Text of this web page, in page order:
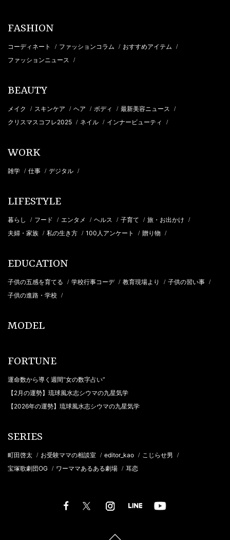
FASHION
コーディネート / ファッションコラム / おすすめアイテム /
ファッションニュース /
BEAUTY
メイク / スキンケア / ヘア / ボディ / 最新美容ニュース /
クリスマスコフレ2025 / ネイル / インナービューティ /
WORK
雑学 / 仕事 / デジタル /
LIFESTYLE
暮らし / フード / エンタメ / ヘルス / 子育て / 旅・お出かけ /
夫婦・家族 / 私の生き方 / 100人アンケート / 贈り物 /
EDUCATION
子供の五感を育てる / 学校行事コーデ / 教育現場より / 子供の習い事 /
子供の進路・学校 /
MODEL
FORTUNE
運命数から導く週間“女の数字占い”
【2月の運勢】琉球風水志シウマの九星気学
【2026年の運勢】琉球風水志シウマの九星気学
SERIES
町田啓太 / お受験ママの相談室 / editor_kao / こじらせ男 /
宝塚歌劇団OG / ワーママあるある劇場 / 耳恋